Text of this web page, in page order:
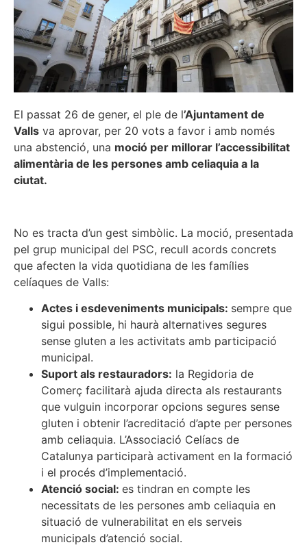
El passat 26 de gener, el ple de l’Ajuntament de
Valls va aprovar, per 20 vots a favor i amb només
una abstenció, una moció per millorar l’accessibilitat
alimentària de les persones amb celiaquia a la
ciutat.
No es tracta d’un gest simbòlic. La moció, presentada
pel grup municipal del PSC, recull acords concrets
que afecten la vida quotidiana de les famílies
celíaques de Valls:
Actes i esdeveniments municipals: sempre que
sigui possible, hi haurà alternatives segures
sense gluten a les activitats amb participació
municipal.
Suport als restauradors: la Regidoria de
Comerç facilitarà ajuda directa als restaurants
que vulguin incorporar opcions segures sense
gluten i obtenir l’acreditació d’apte per persones
amb celiaquia. L’Associació Celíacs de
Catalunya participarà activament en la formació
i el procés d’implementació.
Atenció social: es tindran en compte les
necessitats de les persones amb celiaquia en
situació de vulnerabilitat en els serveis
municipals d’atenció social.